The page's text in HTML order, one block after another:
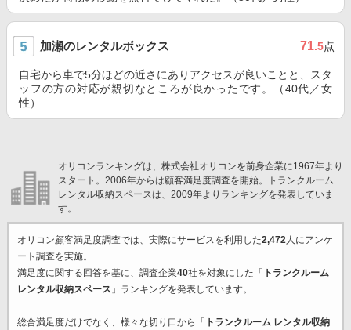
加瀬のレンタルボックス 71.5点
自宅から車で5分ほどの近さにありアクセスが良いことと、スタ
ッフの方の対応が親切なところが良かったです。（40代／女
性）
オリコンランキングは、株式会社オリコンを前身企業に1967年より
スタート。2006年からは顧客満足度調査を開始。トランクルーム
レンタル収納スペースは、2009年よりランキングを発表していま
す。
オリコン顧客満足度調査では、実際にサービスを利用した2,472人にアンケ
ート調査を実施。
満足度に関する回答を基に、調査企業40社を対象にした「
トランクルーム
レンタル収納スペース 」ランキングを発表しています。
総合満足度だけでなく、様々な切り口から「
トランクルーム レンタル収納